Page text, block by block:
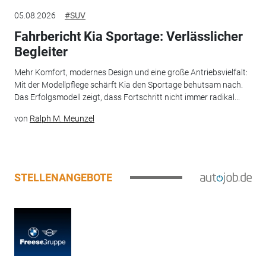
05.08.2026 #SUV
Fahrbericht Kia Sportage: Verlässlicher
Begleiter
Mehr Komfort, modernes Design und eine große Antriebsvielfalt:
Mit der Modellpflege schärft Kia den Sportage behutsam nach.
Das Erfolgsmodell zeigt, dass Fortschritt nicht immer radikal...
von Ralph M. Meunzel
STELLENANGEBOTE